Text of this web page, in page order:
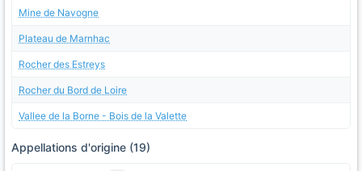
Mine de Navogne
Plateau de Marnhac
Rocher des Estreys
Rocher du Bord de Loire
Vallee de la Borne - Bois de la Valette
Appellations d'origine (19)